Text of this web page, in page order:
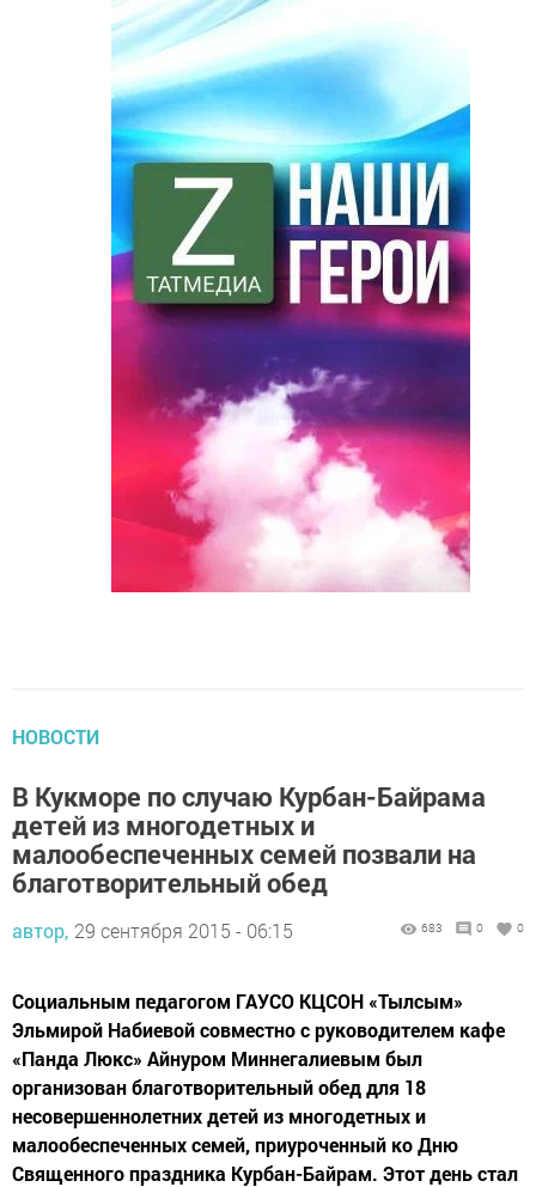
НОВОСТИ
В Кукморе по случаю Курбан-Байрама
детей из многодетных и
малообеспеченных семей позвали на
благотворительный обед
автор, 29 сентября 2015 - 06:15 683 0 0
Социальным педагогом ГАУСО КЦСОН «Тылсым»
Эльмирой Набиевой совместно с руководителем кафе
«Панда Люкс» Айнуром Миннегалиевым был
организован благотворительный обед для 18
несовершеннолетних детей из многодетных и
малообеспеченных семей, приуроченный ко Дню
Священного праздника Курбан-Байрам. Этот день стал